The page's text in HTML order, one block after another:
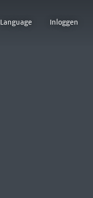
Language Inloggen